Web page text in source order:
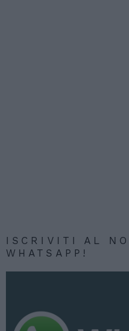
ISCRIVITI AL
WHATSAPP!